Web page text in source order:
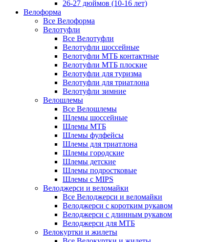
26-27 дюймов (10-16 лет)
Велоформа
Все Велоформа
Велотуфли
Все Велотуфли
Велотуфли шоссейные
Велотуфли МТБ контактные
Велотуфли МТБ плоские
Велотуфли для туризма
Велотуфли для триатлона
Велотуфли зимние
Велошлемы
Все Велошлемы
Шлемы шоссейные
Шлемы МТБ
Шлемы фулфейсы
Шлемы для триатлона
Шлемы городские
Шлемы детские
Шлемы подростковые
Шлемы с MIPS
Велоджерси и веломайки
Все Велоджерси и веломайки
Велоджерси с коротким рукавом
Велоджерси с длинным рукавом
Велоджерси для МТБ
Велокуртки и жилеты